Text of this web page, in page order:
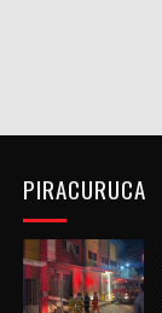
PIRACURUCA